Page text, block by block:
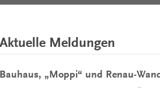
Aktuelle Meldungen
Bauhaus, „Moppi“ und Renau-